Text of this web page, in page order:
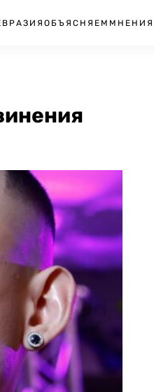
ОБЪЯСНЯЕМ МНЕНИЯ